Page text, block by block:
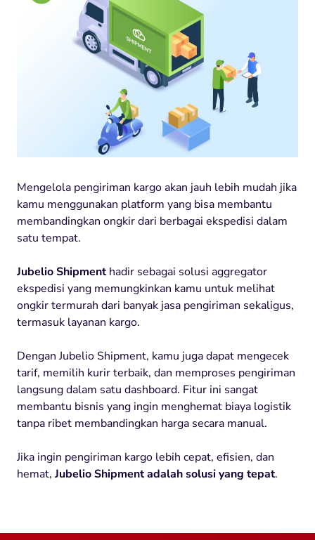
Mengelola pengiriman kargo akan jauh lebih mudah jika
kamu menggunakan platform yang bisa membantu
membandingkan ongkir dari berbagai ekspedisi dalam
satu tempat.
Jubelio Shipmenthadir sebagai solusi aggregator
ekspedisi yang memungkinkan kamu untuk melihat
ongkir termurah dari banyak jasa pengiriman sekaligus,
termasuk layanan kargo.
Dengan Jubelio Shipment, kamu juga dapat mengecek
tarif, memilih kurir terbaik, dan memproses pengiriman
langsung dalam satu dashboard. Fitur ini sangat
membantu bisnis yang ingin menghemat biaya logistik
tanpa ribet membandingkan harga secara manual.
Jika ingin pengiriman kargo lebih cepat, efisien, dan
hemat, Jubelio Shipment adalah solusi yang tepat.